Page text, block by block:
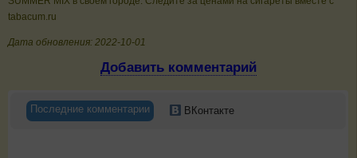
tabacum.ru
Дата обновления: 2022-10-01
Добавить комментарий
Последние комментарии ВКонтакте